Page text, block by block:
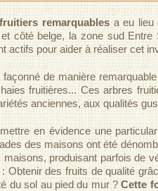
remarquablesa eu lieu
côté belge, la zone sud
actifs pour aider à réaliser cet
façonné de manière
fruitières... Ces arbres
anciennes, aux qualités
en évidence une
des maisons ont été
maisons, produisant parfois de
Obtenir des fruits de qualité
du sol au pied du mur ?Cette